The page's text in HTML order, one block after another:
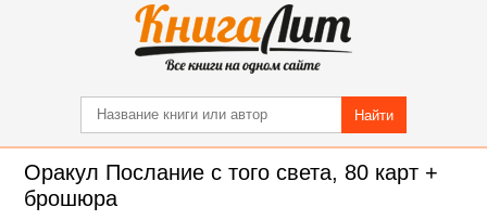
Найти
Оракул Послание с того света, 80 карт +
брошюра